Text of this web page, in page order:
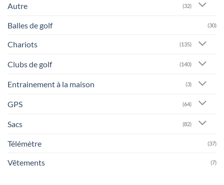
Autre (32)
Balles de golf (30)
Chariots (135)
Clubs de golf (140)
Entrainement à la maison (3)
GPS (64)
Sacs (82)
Télémètre (37)
Vêtements (7)